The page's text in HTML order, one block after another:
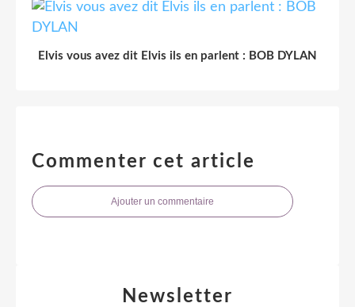
Elvis vous avez dit Elvis ils en parlent : BOB DYLAN
Commenter cet article
Ajouter un commentaire
Newsletter